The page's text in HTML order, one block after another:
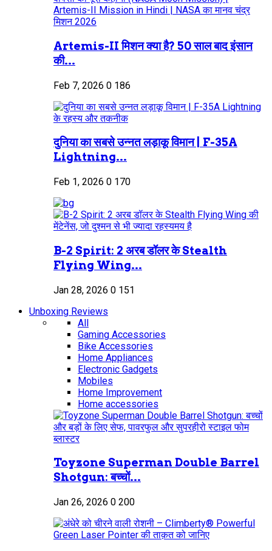
Artemis-II मिशन क्या है? 50 साल बाद इंसान
की...
Feb 7, 2026 0 186
दुनिया का सबसे उन्नत लड़ाकू विमान | F-35A
Lightning...
Feb 1, 2026 0 170
B-2 Spirit: 2 अरब डॉलर के Stealth
Flying Wing...
Jan 28, 2026 0 151
Unboxing Reviews
All
Gaming Accessories
Bike Accessories
Home Appliances
Electronic Gadgets
Mobiles
Home Improvement
Home accessories
Toyzone Superman Double Barrel
Shotgun: बच्चों...
Jan 26, 2026 0 200